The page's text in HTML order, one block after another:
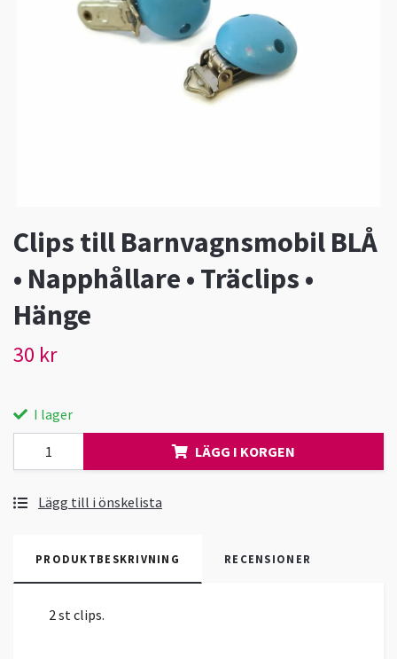
Clips till Barnvagnsmobil BLÅ
• Napphållare • Träclips •
Hänge
30 kr
I lager
LÄGG I KORGEN
Lägg till i önskelista
PRODUKTBESKRIVNING RECENSIONER
2 st clips.